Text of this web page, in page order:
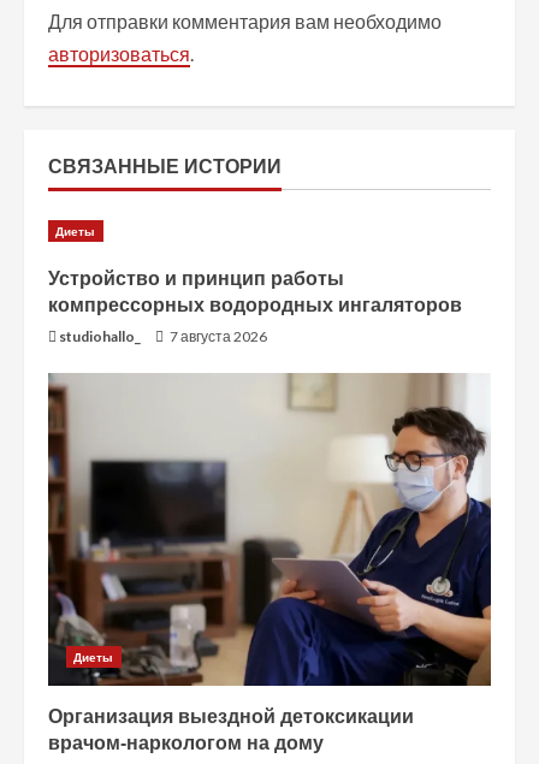
ж
и
ь
ч
т
е
н
и
е
Для отправки комментария вам необходимо
авторизоваться.
СВЯЗАННЫЕ ИСТОРИИ
Диеты
Устройство и принцип работы
компрессорных водородных ингаляторов
studiohallo_ 7 августа 2026
Диеты
Организация выездной детоксикации
врачом-наркологом на дому